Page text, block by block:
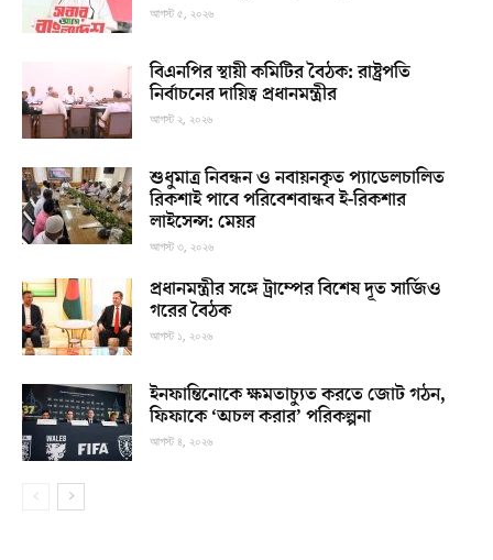
আগস্ট ৫, ২০২৬
বিএনপির স্থায়ী কমিটির বৈঠক: রাষ্ট্রপতি
নির্বাচনের দায়িত্ব প্রধানমন্ত্রীর
আগস্ট ২, ২০২৬
শুধুমাত্র নিবন্ধন ও নবায়নকৃত প্যাডেলচালিত
রিকশাই পাবে পরিবেশবান্ধব ই-রিকশার
লাইসেন্স: মেয়র
আগস্ট ৩, ২০২৬
প্রধানমন্ত্রীর সঙ্গে ট্রাম্পের বিশেষ দূত সার্জিও
গরের বৈঠক
আগস্ট ১, ২০২৬
ইনফান্তিনোকে ক্ষমতাচ্যুত করতে জোট গঠন,
ফিফাকে ‘অচল করার’ পরিকল্পনা
আগস্ট ৪, ২০২৬